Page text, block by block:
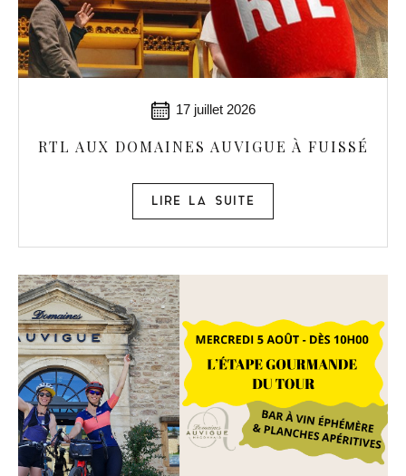
17 juillet 2026
RTL AUX DOMAINES AUVIGUE À FUISSÉ
LIRE LA SUITE